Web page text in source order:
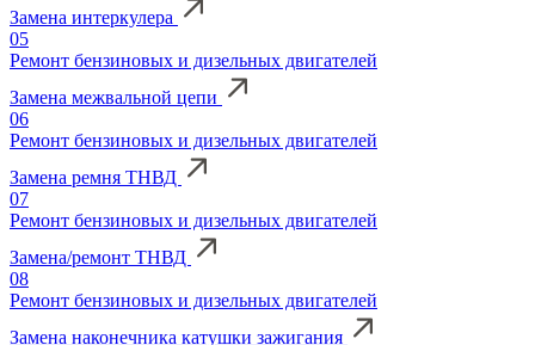
Замена интеркулера
05
Ремонт бензиновых и дизельных двигателей
Замена межвальной цепи
06
Ремонт бензиновых и дизельных двигателей
Замена ремня ТНВД
07
Ремонт бензиновых и дизельных двигателей
Замена/ремонт ТНВД
08
Ремонт бензиновых и дизельных двигателей
Замена наконечника катушки зажигания